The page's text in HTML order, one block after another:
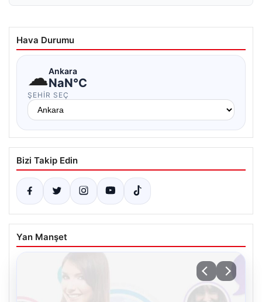
Hava Durumu
☁Ankara
NaN°C
ŞEHIR SEÇ
Bizi Takip Edin
Yan Manşet